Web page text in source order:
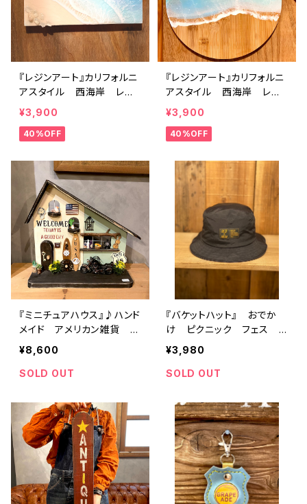
『レジンアート』カリフォルニ
アスタイル 西海岸 レジ
ンクラフト 夏 波アー
ト 海アート
¥3,900
40%OFF
『レジンアート』カリフォルニ
アスタイル 西海岸 レジ
ンクラフト 夏 波アー
ト 海アート
¥3,900
40%OFF
『ミニチュアハウス』♪ハンド
メイド アメリカン雑貨 ア
メリカ雑貨 USA アメ雑
インテリア雑貨 男前イン
テリア アメリカンヴィンテ
¥8,600
SOLD OUT
『バケットハット』 おでか
け ピクニック フェス
アメリカン
¥3,980
SOLD OUT